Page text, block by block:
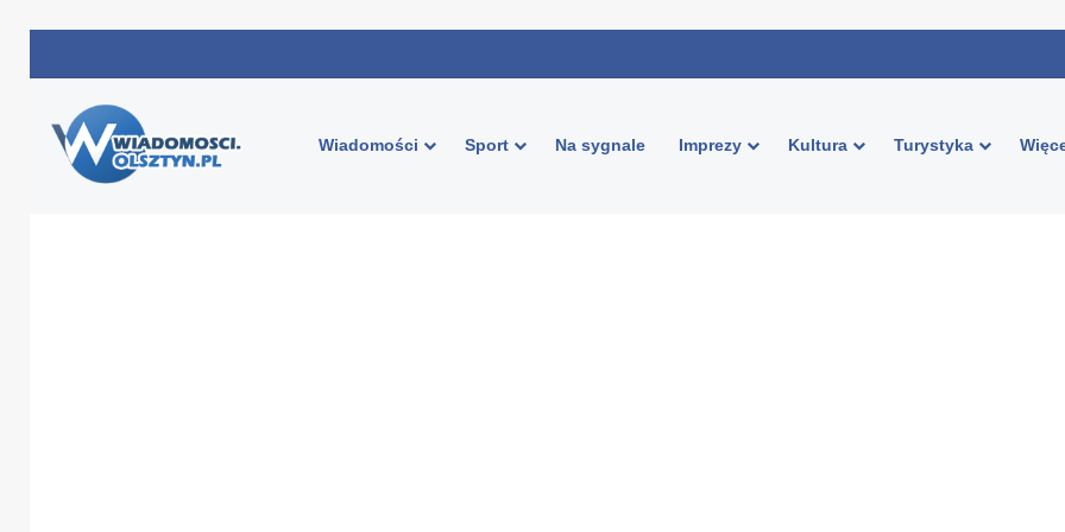
Wiadomości Sport Na sygnale Imprezy Kultura Turystyka